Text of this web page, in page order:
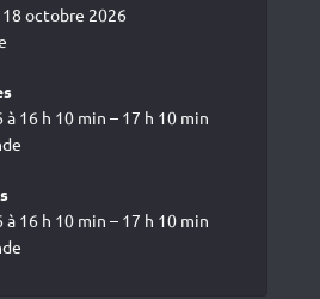
octobre 2026
16 h 10 min – 17 h 10 min
16 h 10 min – 17 h 10 min